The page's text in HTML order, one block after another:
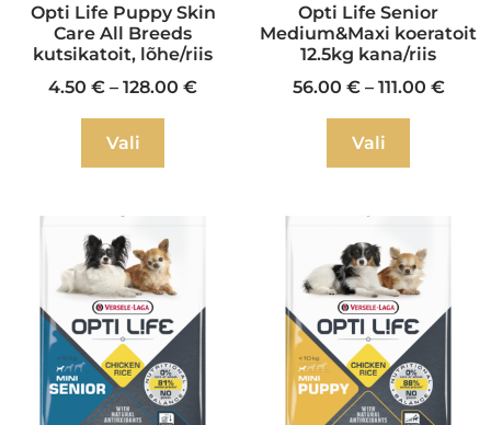
Opti Life Puppy Skin
Care All Breeds
kutsikatoit, lõhe/riis
4.50 € – 128.00 €
Vali
Opti Life Senior
Medium&Maxi koeratoit
12.5kg kana/riis
56.00 € – 111.00 €
Vali